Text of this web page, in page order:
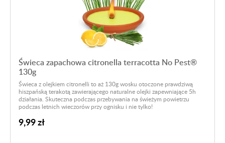
Świeca zapachowa citronella terracotta No Pest®
130g
Świeca z olejkiem citronelli to aż 130g wosku otoczone prawdziwą
hiszpańską terakotą zawierającego naturalne olejki zapewniające 5h
działania. Skuteczna podczas przebywania na świeżym powietrzu
podczas letnich wieczorów przy ognisku i nie tylko!
9,99 zł